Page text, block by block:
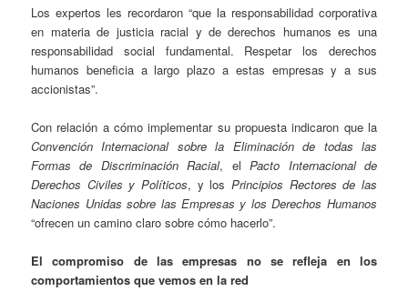
Los expertos les recordaron “que la responsabilidad corporativa
en materia de justicia racial y de derechos humanos es una
responsabilidad social fundamental. Respetar los derechos
humanos beneficia a largo plazo a estas empresas y a sus
accionistas”.
Con relación a cómo implementar su propuesta indicaron que la
Convención Internacional sobre la Eliminación de todas las
Formas de Discriminación Racial, elPacto Internacional de
Derechos Civiles y Políticos, y los Principios Rectores de las
Naciones Unidas sobre las Empresas y los Derechos Humanos
“ofrecen un camino claro sobre cómo hacerlo”.
El compromiso de las empresas no se refleja en los
comportamientos que vemos en la red